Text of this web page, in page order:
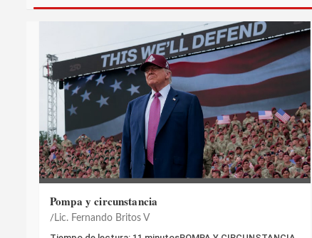
Pompa y circunstancia
Lic. Fernando Britos V